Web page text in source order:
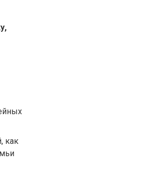
как